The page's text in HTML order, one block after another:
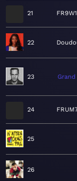
21
22
23
24
25
26